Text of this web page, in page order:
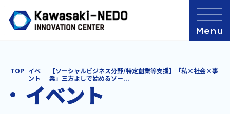
TOP イベ
ント
【ソーシャルビジネス分野/特定創業等支援】「私×社会×事
業」三方よしで始めるソー...
イベント